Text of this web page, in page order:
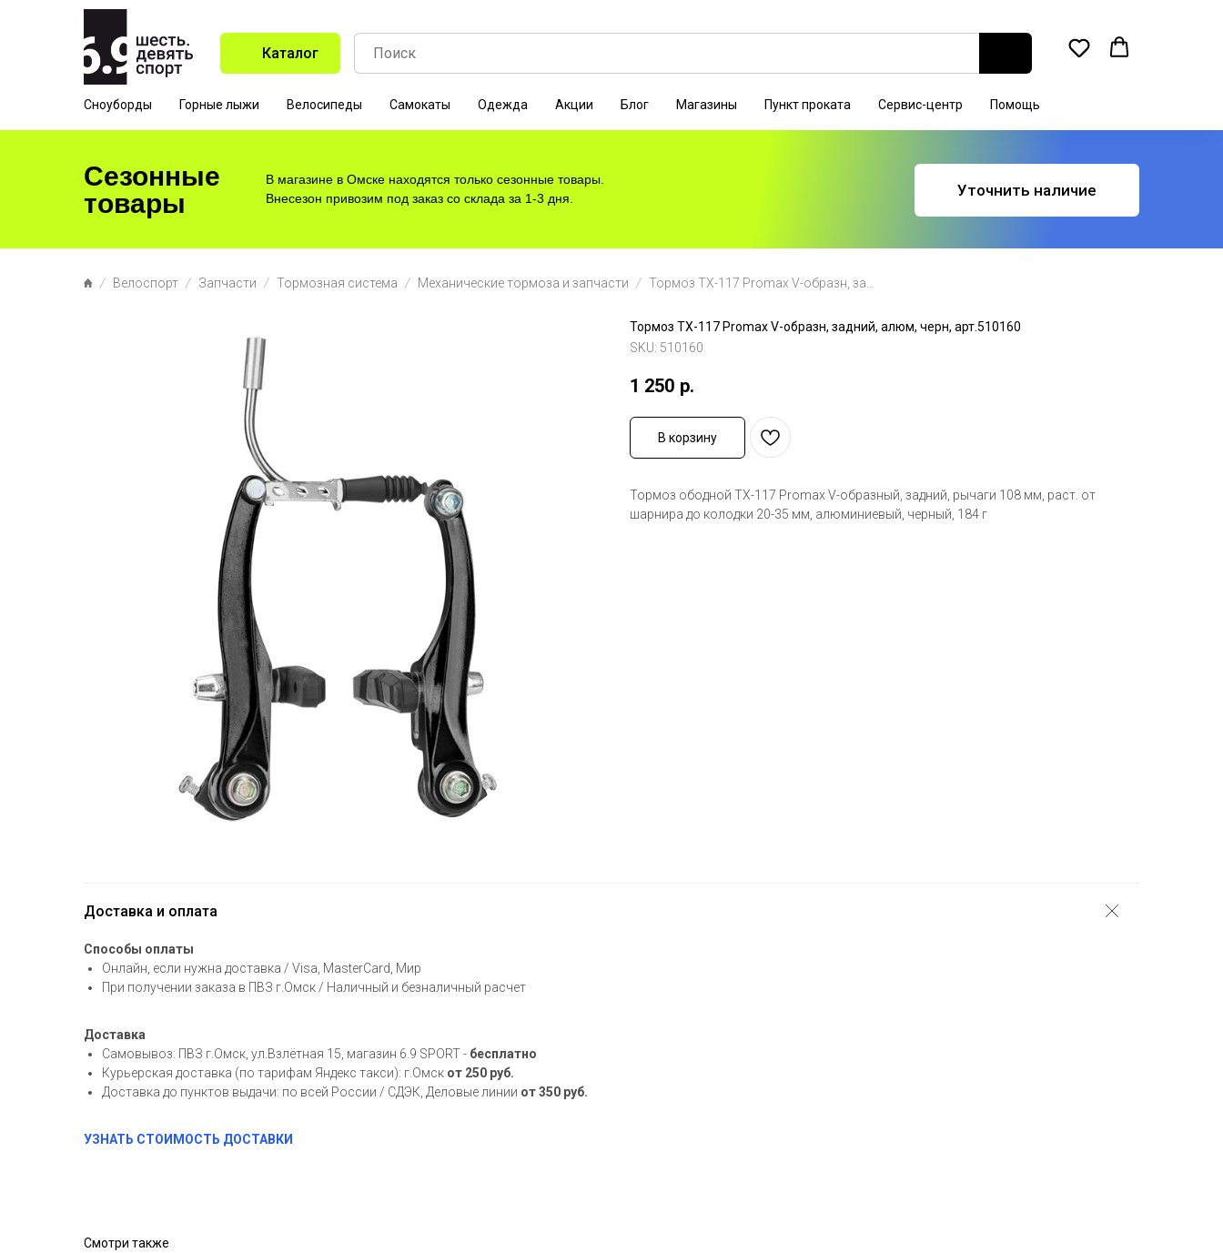
Каталог
Сноуборды Горные лыжи Велосипеды Самокаты Одежда Акции Блог Магазины Пункт проката Сервис-центр Помощь
Сезонные
товары
В магазине в Омске находятся только сезонные товары.
Внесезон привозим под заказ со склада за 1-3 дня.
Уточнить наличие
Велоспорт Запчасти Тормозная система Механические тормоза и запчасти Тормоз TX-117 Promax V-образн, задний, алюм, черн, арт.510160
Тормоз TX-117 Promax V-образн, задний, алюм, черн, арт.510160
SKU: 510160
1 250 р.
В корзину
Тормоз ободной TX-117 Promax V-образный, задний, рычаги 108 мм, раст. от
шарнира до колодки 20-35 мм, алюминиевый, черный, 184 г
Доставка и оплата
Способы оплаты
Онлайн, если нужна доставка / Visa, MasterCard, Мир
При получении заказа в ПВЗ г.Омск / Наличный и безналичный расчет
Доставка
Самовывоз: ПВЗ г.Омск, ул.Взлётная 15, магазин 6.9 SPORT - бесплатно
Курьерская доставка (по тарифам Яндекс такси): г.Омск от 250 руб.
Доставка до пунктов выдачи: по всей России / СДЭК, Деловые линии от 350 руб.
УЗНАТЬ СТОИМОСТЬ ДОСТАВКИ
Смотри также